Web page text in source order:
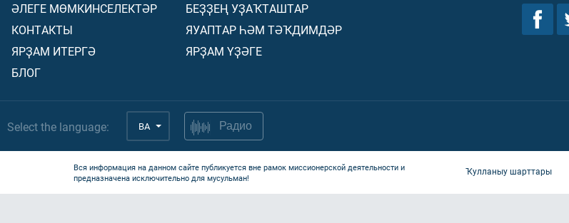
ӘЛЕГЕ МӨМКИНСЕЛЕКТӘР
КОНТАКТЫ
ЯРҘАМ ИТЕРГӘ
БЛОГ
БЕҘҘЕҢ УҘАҠТАШТАР
ЯУАПТАР ҺӘМ ТӘҠДИМДӘР
ЯРҘАМ ҮҘӘГЕ
Select the language: BA Радио
Вся информация на данном сайте публикуется вне рамок миссионерской деятельности и
предназначена исключительно для мусульман!
Ҡулланыу шарттары